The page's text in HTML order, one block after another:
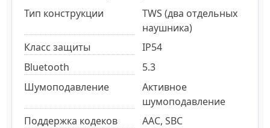
Тип конструкции
TWS (два отдельных
наушника)
Класс защиты
IP54
Bluetooth
5.3
Шумоподавление
Активное
шумоподавление
Поддержка кодеков
AAC, SBC